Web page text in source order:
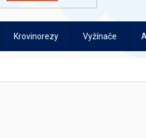
Krovinorezy Vyžínače